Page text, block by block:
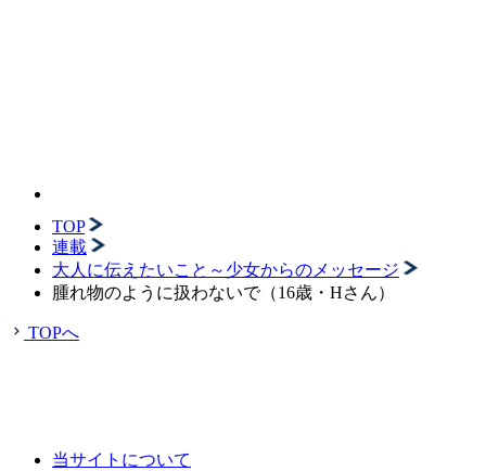
TOP
連載
大人に伝えたいこと～少女からのメッセージ
腫れ物のように扱わないで（16歳・Hさん）
TOPへ
当サイトについて